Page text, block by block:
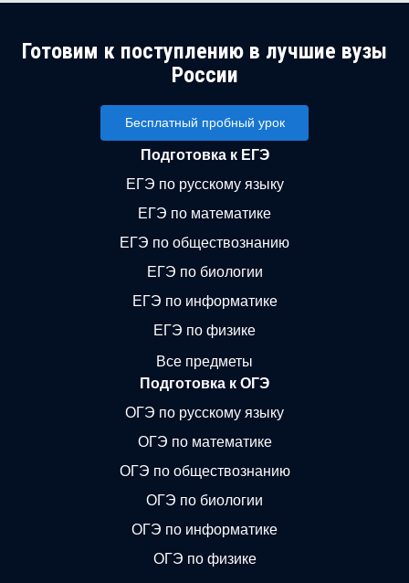
Готовим к поступлению в лучшие вузы
России
Бесплатный пробный урок
Подготовка к ЕГЭ
ЕГЭ по русскому языку
ЕГЭ по математике
ЕГЭ по обществознанию
ЕГЭ по биологии
ЕГЭ по информатике
ЕГЭ по физике
Все предметы
Подготовка к ОГЭ
ОГЭ по русскому языку
ОГЭ по математике
ОГЭ по обществознанию
ОГЭ по биологии
ОГЭ по информатике
ОГЭ по физике